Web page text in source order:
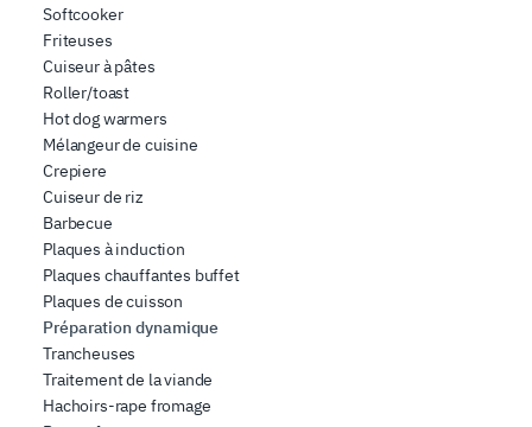
Softcooker
Friteuses
Cuiseur à pâtes
Roller/toast
Hot dog warmers
Mélangeur de cuisine
Crepiere
Cuiseur de riz
Barbecue
Plaques à induction
Plaques chauffantes buffet
Plaques de cuisson
Préparation dynamique
Trancheuses
Traitement de la viande
Hachoirs-rape fromage